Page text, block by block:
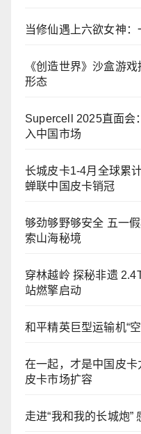
当修仙遇上六欲女神
《创造世界》沙盒游
形态
Supercell 2025直面会
入中国市场
长城皮卡1-4月全球累
蝉联中国皮卡销冠
够劲够野够安全 五一
索山海秘境
穿林越岭 探秘非遗
站燃擎启动
和平精英巨型运输机“
在一起，才是中国皮
皮卡市场扩容
走进“我和我的长城炮”